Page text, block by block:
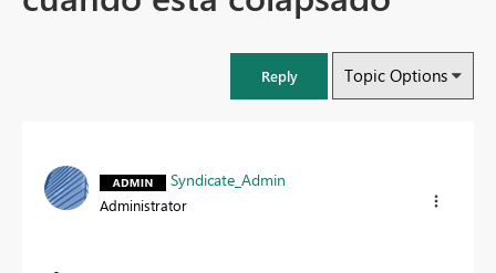
Reply Topic Options
Syndicate_Admin
Administrator